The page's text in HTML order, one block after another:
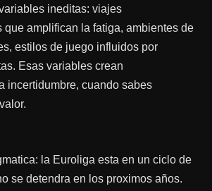
ineditas: viajes
que amplifican la fatiga, ambientes de
estilos de juego influidos por
Esas variables crean
incertidumbre, cuando sabes
la Euroliga esta en un ciclo de
se detendra en los proximos años.